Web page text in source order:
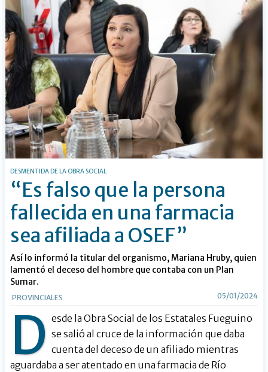
DESMENTIDA DE LA OBRA SOCIAL
“Es falso que la persona
fallecida en una farmacia
sea afiliada a OSEF”
Así lo informó la titular del organismo, Mariana Hruby, quien
lamentó el deceso del hombre que contaba con un Plan
Sumar.
PROVINCIALES 05/01/2024
D esde la Obra Social de los Estatales Fueguino
se salió al cruce de la información que daba
cuenta del deceso de un afiliado mientras
aguardaba a ser atentado en una farmacia de Río